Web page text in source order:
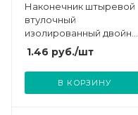
Наконечник штыревой
втулочный
изолированный двойн.
НШВИ(2) 0.75-8 TOKOV
ELECTRIC TKE-NSVI2-0.75-
8-C06/50
1.46 руб./шт
В КОРЗИНУ